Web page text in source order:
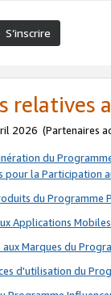
S’inscrire
relatives
2026 (Partenaires
du
pour la Participation
du Programme
Applications
Marques du
d'utilisation du